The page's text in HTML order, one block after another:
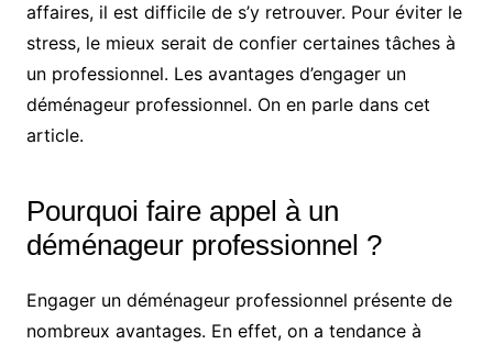
affaires, il est difficile de s’y retrouver. Pour éviter le
stress, le mieux serait de confier certaines tâches à
un professionnel. Les avantages d’engager un
déménageur professionnel. On en parle dans cet
article.
Pourquoi faire appel à un
déménageur professionnel ?
Engager un déménageur professionnel présente de
nombreux avantages. En effet, on a tendance à